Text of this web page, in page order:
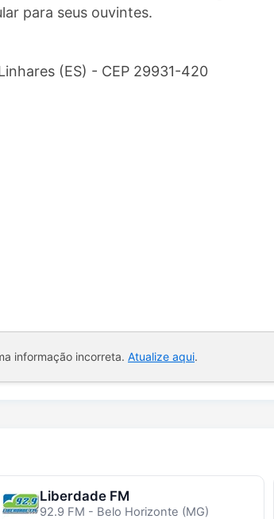
para seus ouvintes.
(ES) - CEP 29931-420
informação incorreta. Atualize aqui.
Liberdade FM
92.9 FM - Belo Horizonte (MG)